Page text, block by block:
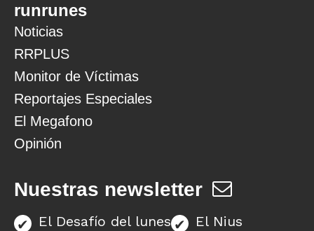
runrunes
Noticias
RRPLUS
Monitor de Víctimas
Reportajes Especiales
El Megafono
Opinión
Nuestras newsletter
El Desafío del lunes El Nius